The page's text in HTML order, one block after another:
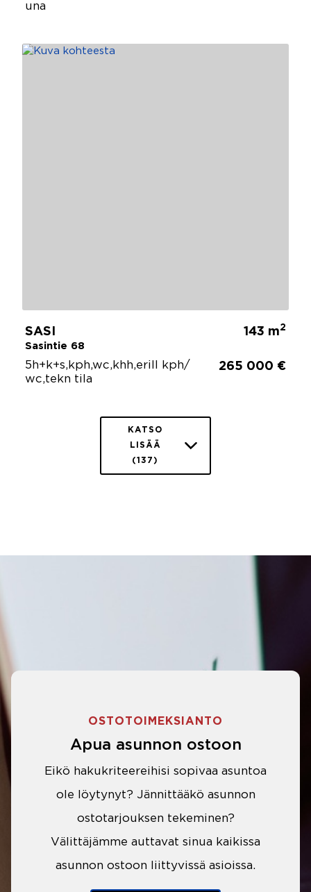
una
SASI
Sasintie 68
143 m2
5h+k+s,kph,wc,khh,erill kph/
wc,tekn tila
265 000 €
KATSO
LISÄÄ
(137)
OSTOTOIMEKSIANTO
Apua asunnon ostoon
Eikö hakukriteereihisi sopivaa asuntoa
ole löytynyt? Jännittääkö asunnon
ostotarjouksen tekeminen?
Välittäjämme auttavat sinua kaikissa
asunnon ostoon liittyvissä asioissa.